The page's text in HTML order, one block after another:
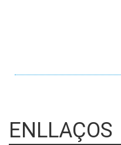
ENLLAÇOS